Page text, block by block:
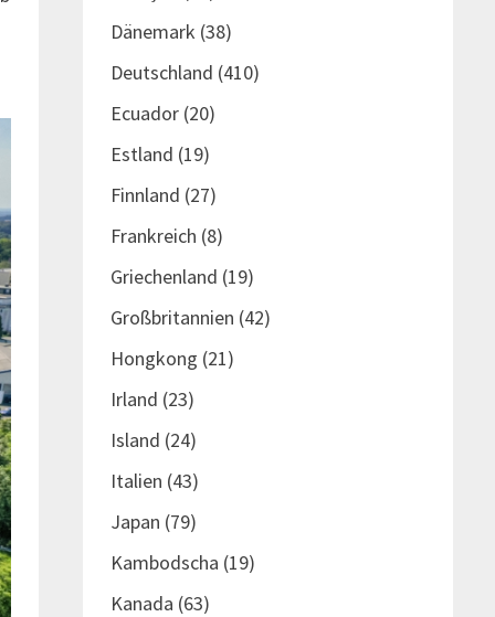
Dänemark (38)
Deutschland (410)
Ecuador(20)
Estland (19)
Finnland (27)
Frankreich (8)
Griechenland (19)
Großbritannien (42)
Hongkong (21)
Irland (23)
Island (24)
Italien (43)
Japan (79)
Kambodscha (19)
Kanada (63)